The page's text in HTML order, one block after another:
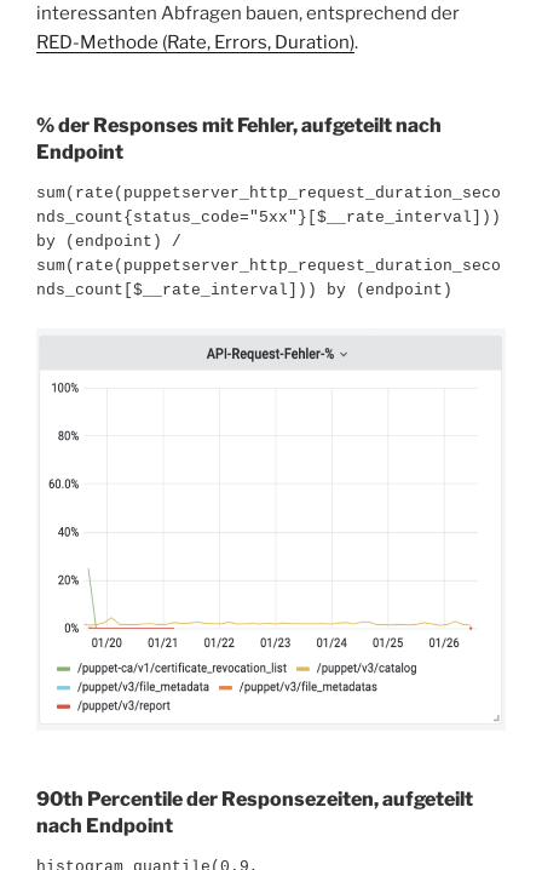
interessanten Abfragen bauen, entsprechend der
RED-Methode (Rate, Errors, Duration).
% der Responses mit Fehler, aufgeteilt nach
Endpoint
sum(rate(puppetserver_http_request_duration_seco
nds_count{status_code="5xx"}[$__rate_interval]))
by (endpoint) /
sum(rate(puppetserver_http_request_duration_seco
nds_count[$__rate_interval])) by (endpoint)
90th Percentile der Responsezeiten, aufgeteilt
nach Endpoint